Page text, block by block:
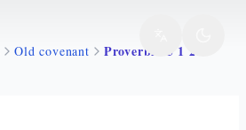
Old covenant Proverbi 25 1 28